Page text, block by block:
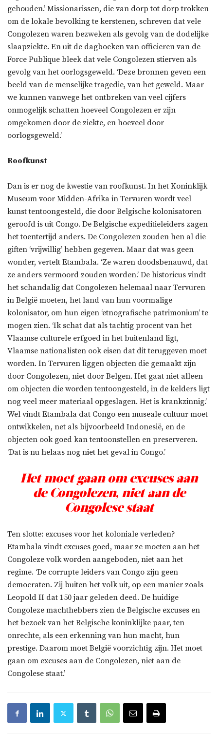
gehouden.’ Missionarissen, die van dorp tot dorp trokken
om de lokale bevolking te kerstenen, schreven dat vele
Congolezen waren bezweken als gevolg van de dodelijke
slaapziekte. En uit de dagboeken van officieren van de
Force Publique bleek dat vele Congolezen stierven als
gevolg van het oorlogsgeweld. ‘Deze bronnen geven een
beeld van de menselijke tragedie, van het geweld. Maar
we kunnen vanwege het ontbreken van veel cijfers
onmogelijk schatten hoeveel Congolezen er zijn
omgekomen door de ziekte, en hoeveel door
oorlogsgeweld.’
Roofkunst
Dan is er nog de kwestie van roofkunst. In het Koninklijk
Museum voor Midden-Afrika in Tervuren wordt veel
kunst tentoongesteld, die door Belgische kolonisatoren
geroofd is uit Congo. De Belgische expeditieleiders zagen
het toentertijd anders. De Congolezen zouden hen al die
giften ‘vrijwillig’ hebben gegeven. Maar dat was geen
wonder, vertelt Etambala. ‘Ze waren doodsbenauwd, dat
ze anders vermoord zouden worden.’ De historicus vindt
het schandalig dat Congolezen helemaal naar Tervuren
in België moeten, het land van hun voormalige
kolonisator, om hun eigen ‘etnografische patrimonium’ te
mogen zien. ‘Ik schat dat als tachtig procent van het
Vlaamse culturele erfgoed in het buitenland ligt,
Vlaamse nationalisten ook eisen dat dit teruggeven moet
worden. In Tervuren liggen objecten die gemaakt zijn
door Congolezen, niet door Belgen. Het gaat niet alleen
om objecten die worden tentoongesteld, in de kelders ligt
nog veel meer materiaal opgeslagen. Het is krankzinnig.’
Wel vindt Etambala dat Congo een museale cultuur moet
ontwikkelen, net als bijvoorbeeld Indonesië, en de
objecten ook goed kan tentoonstellen en preserveren.
‘Dat is nu helaas nog niet het geval in Congo.’
Het moet gaan om excuses aan
de Congolezen, niet aan de
Congolese staat
Ten slotte: excuses voor het koloniale verleden?
Etambala vindt excuses goed, maar ze moeten aan het
Congoleze volk worden aangeboden, niet aan het
regime. ‘De corrupte leiders van Congo zijn geen
democraten. Zij buiten het volk uit, op een manier zoals
Leopold II dat 150 jaar geleden deed. De huidige
Congoleze machthebbers zien de Belgische excuses en
het bezoek van het Belgische koninklijke paar, ten
onrechte, als een erkenning van hun macht, hun
prestige. Daarom moet België voorzichtig zijn. Het moet
gaan om excuses aan de Congolezen, niet aan de
Congolese staat.’